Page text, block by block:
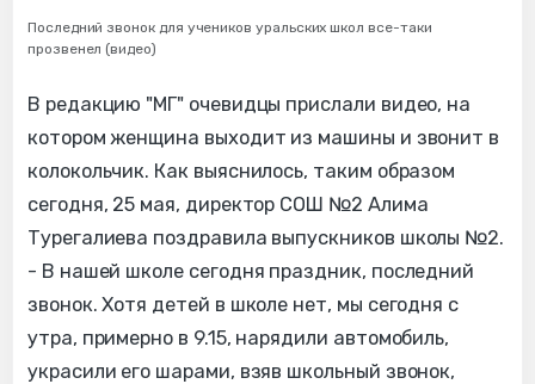
Последний звонок для учеников уральских школ все-таки
прозвенел (видео)
В редакцию "МГ" очевидцы прислали видео, на
котором женщина выходит из машины и звонит в
колокольчик. Как выяснилось, таким образом
сегодня, 25 мая, директор СОШ №2 Алима
Турегалиева поздравила выпускников школы №2.
- В нашей школе сегодня праздник, последний
звонок. Хотя детей в школе нет, мы сегодня с
утра, примерно в 9.15, нарядили автомобиль,
украсили его шарами, взяв школьный звонок,